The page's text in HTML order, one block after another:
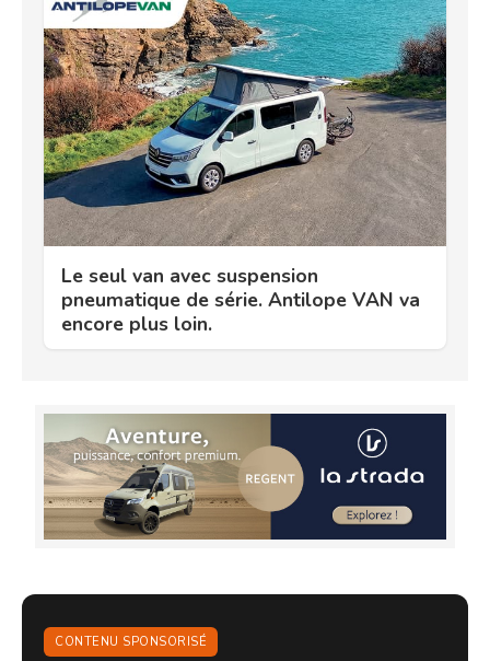
Le seul van avec suspension
pneumatique de série. Antilope VAN va
encore plus loin.
CONTENU SPONSORISÉ